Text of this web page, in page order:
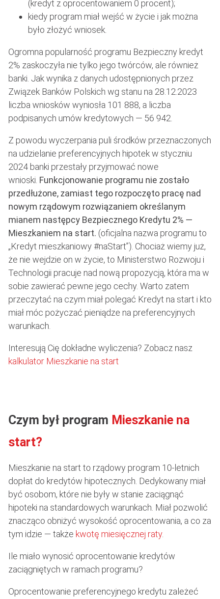
(kredyt z oprocentowaniem 0 procent);
kiedy program miał wejść w życie i jak można
było złożyć wniosek.
Ogromna popularność programu Bezpieczny kredyt
2% zaskoczyła nie tylko jego twórców, ale również
banki. Jak wynika z danych udostępnionych przez
Związek Banków Polskich wg stanu na 28.12.2023
liczba wniosków wyniosła 101 888, a liczba
podpisanych umów kredytowych — 56 942.
Z powodu wyczerpania puli środków przeznaczonych
na udzielanie preferencyjnych hipotek w styczniu
2024 banki przestały przyjmować nowe
wnioski. Funkcjonowanie programu nie zostało
przedłużone, zamiast tego rozpoczęto pracę nad
nowym rządowym rozwiązaniem określanym
mianem następcy Bezpiecznego Kredytu 2% —
Mieszkaniem na start. (oficjalna nazwa programu to
„Kredyt mieszkaniowy #naStart”). Chociaż wiemy już,
że nie wejdzie on w życie, to Ministerstwo Rozwoju i
Technologii pracuje nad nową propozycją, która ma w
sobie zawierać pewne jego cechy. Warto zatem
przeczytać na czym miał polegać Kredyt na start i kto
miał móc pożyczać pieniądze na preferencyjnych
warunkach.
Interesują Cię dokładne wyliczenia? Zobacz nasz
kalkulator Mieszkanie na start
Czym był program Mieszkanie na
start?
Mieszkanie na start to rządowy program 10-letnich
dopłat do kredytów hipotecznych. Dedykowany miał
być osobom, które nie były w stanie zaciągnąć
hipoteki na standardowych warunkach. Miał pozwolić
znacząco obniżyć wysokość oprocentowania, a co za
tym idzie — także kwotę miesięcznej raty.
Ile miało wynosić oprocentowanie kredytów
zaciągniętych w ramach programu?
Oprocentowanie preferencyjnego kredytu zależeć